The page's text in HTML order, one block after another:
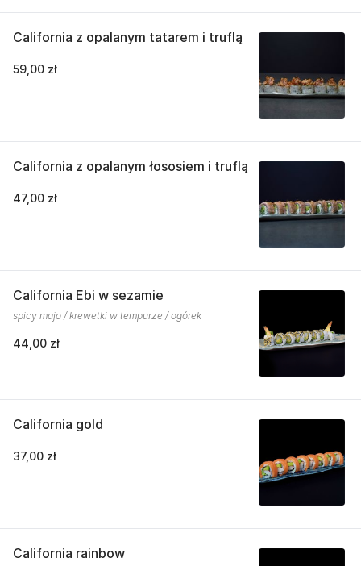
California z opalanym tatarem i truflą
59,00 zł
California z opalanym łososiem i truflą
47,00 zł
California Ebi w sezamie
spicy majo / krewetki w tempurze / ogórek
44,00 zł
California gold
37,00 zł
California rainbow